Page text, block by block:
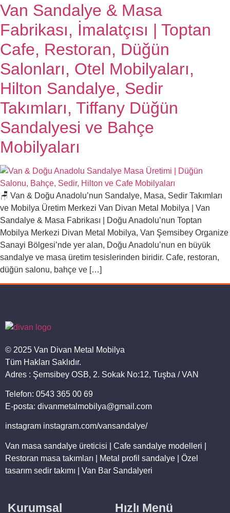
Van Sandalye & Masa
Fabrikası, İmalatçısı | Toptan
Cafe, Restoran, Düğün
Salonları, Otel Mobilyaları,
Hilton Sandalye, Sedir
Takımları, Tiffany Düğün
Sandalyesi ve Bahçe
Mobilyaları
🪑 Van & Doğu Anadolu’nun Sandalye, Masa, Sedir Takımları
ve Mobilya Üretim Merkezi Van Divan Metal Mobilya | Van
Sandalye & Masa Fabrikası | Doğu Anadolu’nun Toptan
Mobilya Merkezi Divan Metal Mobilya, Van Şemsibey Organize
Sanayi Bölgesi’nde yer alan, Doğu Anadolu’nun en büyük
sandalye ve masa üretim tesislerinden biridir. Cafe, restoran,
düğün salonu, bahçe ve […]
© 2025 Van Divan Metal Mobilya
Tüm Hakları Saklıdır.
Adres : Şemsibey OSB, 2. Sokak No:12, Tuşba / VAN
Telefon: 0543 365 00 69
E-posta: divanmetalmobilya@gmail.com
instagram instagram.com/vansandalye/
Van masa sandalye üreticisi | Cafe sandalye modelleri |
Restoran masa takımları | Metal profil sandalye | Özel
tasarım sedir takımı | Van Bar Sandalyeri
Kurumsal Hızlı Menü